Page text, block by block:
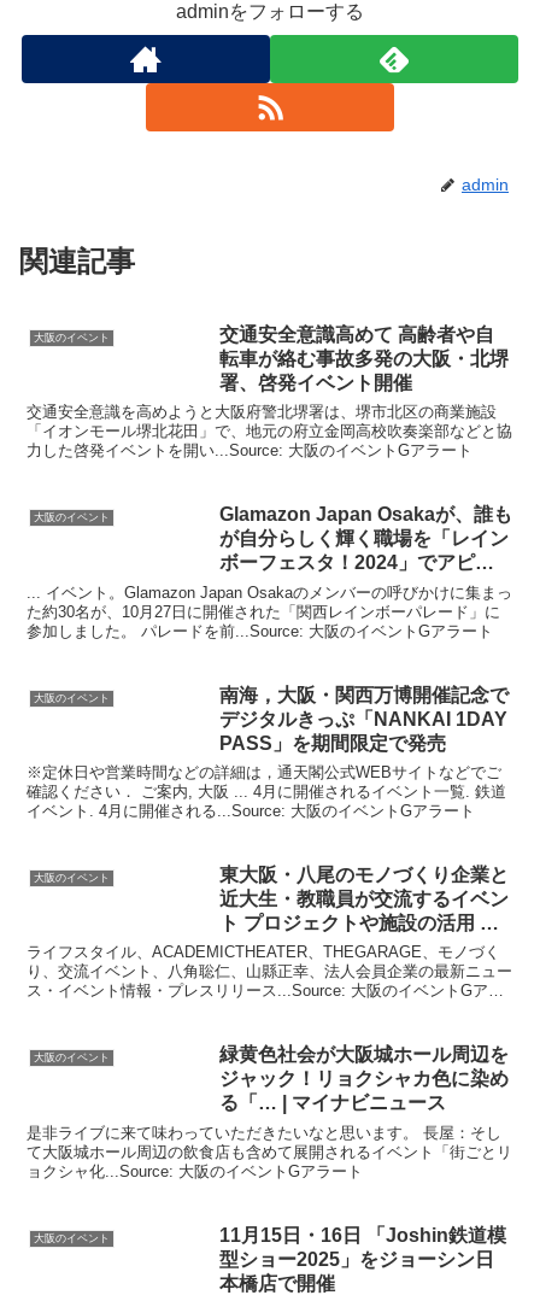
adminをフォローする
admin
関連記事
大阪のイベント
交通安全意識高めて 高齢者や自
転車が絡む事故多発の大阪 ・北堺
署、啓発イベント 開催
交通安全意識を高めようと大阪府警北堺署は、堺市北区の商業施設
「イオンモール堺北花田」で、地元の府立金岡高校吹奏楽部などと協
力した啓発イベントを開い...Source: 大阪のイベントGアラート
大阪のイベント
Glamazon Japan Osakaが、誰も
が自分らしく輝く職場を「レイン
ボーフェスタ！2024」でアピー
ル
... イベント。Glamazon Japan Osakaのメンバーの呼びかけに集まっ
た約30名が、10月27日に開催された「関西レインボーパレード」に
参加しました。 パレードを前...Source: 大阪のイベントGアラート
大阪のイベント 南海， 大阪 ・関西万博開催記念で
デジタルきっぷ「NANKAI 1DAY
PASS」を期間限定で発売
※定休日や営業時間などの詳細は，通天閣公式WEBサイトなどでご
確認ください． ご案内, 大阪 ... 4月に開催されるイベント一覧. 鉄道
イベント. 4月に開催される...Source: 大阪のイベントGアラート
大阪のイベント 東大阪 ・八尾のモノづくり企業と
近大生・教職員が交流するイベン
ト プロジェクトや施設の活用 …
ライフスタイル、ACADEMICTHEATER、THEGARAGE、モノづく
り、交流イベント、八角聡仁、山縣正幸、法人会員企業の最新ニュー
ス・イベント情報・プレスリリース...Source: 大阪のイベントGアラ
大阪のイベント 緑黄色社会が大阪城ホール周辺を
ジャック！リョクシャカ色に染め
る「… | マイナビニュース
是非ライブに来て味わっていただきたいなと思います。 長屋：そし
て大阪城ホール周辺の飲食店も含めて展開されるイベント「街ごとリ
ョクシャ化...Source: 大阪のイベントGアラート
大阪のイベント
11月15日・16日 「Joshin鉄道模
型ショー2025」をジョーシン日
本橋店で開催